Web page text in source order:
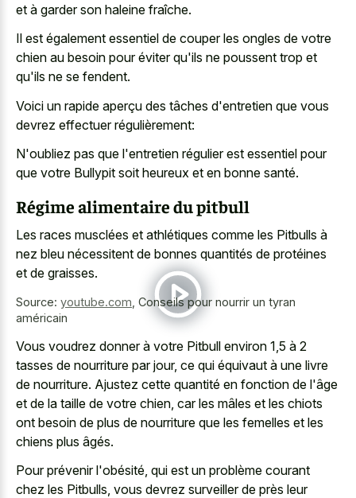
et à garder son haleine fraîche.
Il est également essentiel de couper les ongles de votre
chien au besoin pour éviter qu'ils ne poussent trop et
qu'ils ne se fendent.
Voici un rapide aperçu des tâches d'entretien que vous
devrez effectuer régulièrement:
N'oubliez pas que l'entretien régulier est essentiel pour
que votre Bullypit soit heureux et en bonne santé.
Régime alimentaire du pitbull
Les races musclées et athlétiques comme les Pitbulls à
nez bleu nécessitent de bonnes quantités de protéines
et de graisses.
Source: youtube.com Conseils pour nourrir un tyran
américain
Vous voudrez donner à votre Pitbull environ 1,5 à 2
tasses de nourriture par jour, ce qui équivaut à une livre
de nourriture. Ajustez cette quantité en fonction de l'âge
et de la taille de votre chien, car les mâles et les chiots
ont besoin de plus de nourriture que les femelles et les
chiens plus âgés.
Pour prévenir l'obésité, qui est un problème courant
chez les Pitbulls, vous devrez surveiller de près leur